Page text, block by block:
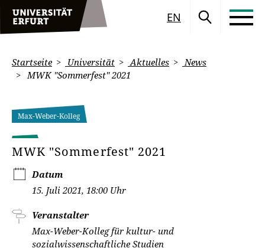
EN
Startseite Universität Aktuelles
News
MWK "Sommerfest" 2021
Max-Weber-Kolleg
MWK "Sommerfest" 2021
Datum
15. Juli 2021, 18:00 Uhr
Veranstalter
Max-Weber-Kolleg für kultur- und
sozialwissenschaftliche Studien